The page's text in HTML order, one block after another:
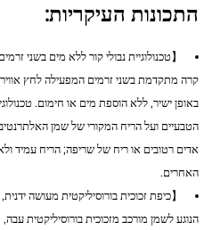
התכונות העיקריות:
【טכנולוגיית נבולי קור ללא מים בשני
קרה מתקדמת בשני זרמים המפעילה לחץ
באופן ישיר, ללא הוספת מים או חימום.
הטבעיים ועל הריח המקורי של שמן
אדים רטובים או ריח של שריפה; הריח עמיד
האחרים.
【כיפת זכוכית בורוסיליקטית מעושה